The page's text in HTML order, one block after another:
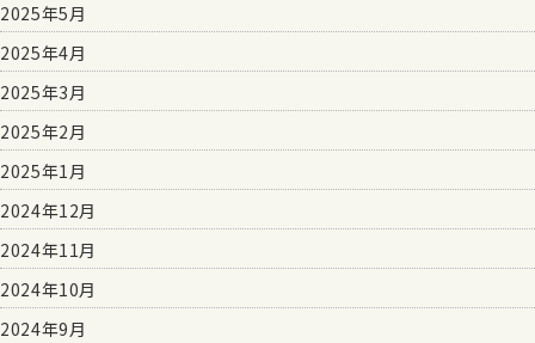
2025年5月
2025年4月
2025年3月
2025年2月
2025年1月
2024年12月
2024年11月
2024年10月
2024年9月